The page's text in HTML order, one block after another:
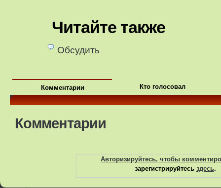
Читайте также
Обсудить
Комментарии Кто голосовал
Комментарии
Авторизируйтесь, чтобы
зарегистрируйтесь здесь.